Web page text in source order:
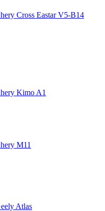
Cross Eastar V5-B14
Kimo A1
M11
Atlas